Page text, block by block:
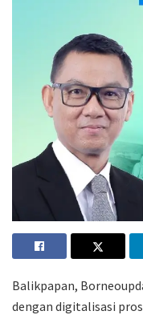
Balikpapan,
dengan digitalisasi